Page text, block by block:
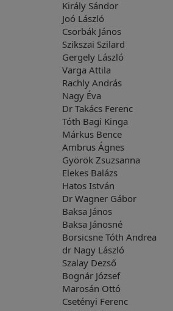
Király Sándor
Joó László
Csorbák János
Szikszai Szilard
Gergely László
Varga Attila
Rachly András
Nagy Éva
Dr Takács Ferenc
Tóth Bagi Kinga
Márkus Bence
Ambrus Ágnes
Györök Zsuzsanna
Elekes Balázs
Hatos István
Dr Wagner Gábor
Baksa János
Baksa Jánosné
Borsicsne Tóth Andrea
dr Nagy László
Szalay Dezső
Bognár József
Marosán Ottó
Csetényi Ferenc